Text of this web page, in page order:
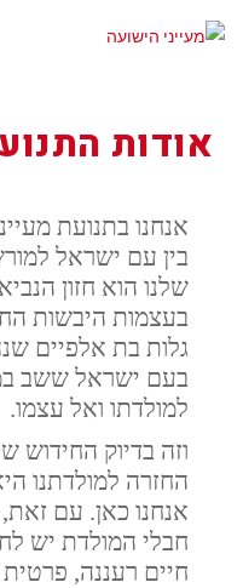
אודות
אנחנו בתנועת
בין עם ישראל
שלנו הוא חזון
בעצמות היבשות
גלות בת אלפיים
בעם ישראל ששב
למולדתו ואל עצמו.
וזה בדיוק החידוש
החזרה למולדתנו
אנחנו כאן. עם
חבלי המולדת יש
חיים רעננה, פרטית